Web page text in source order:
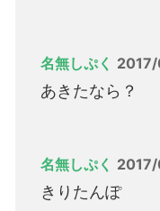
名無しぷく
あきたなら？
名無しぷく
きりたんぽ